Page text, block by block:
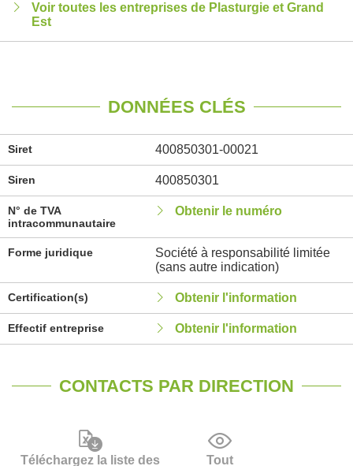
Voir toutes les entreprises de Plasturgie et Grand
Est
DONNÉES CLÉS
Siret 400850301-00021
Siren 400850301
N° de TVA
intracommunautaire
Obtenir le numéro
Forme juridique
Société à responsabilité limitée
(sans autre indication)
Certification(s) Obtenir l'information
Effectif entreprise Obtenir l'information
CONTACTS PAR DIRECTION
Téléchargez la liste des Tout